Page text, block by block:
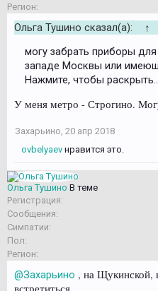
Регион:
Ольга Тушино сказал(а):
↑
могу забрать приборы
западе Москвы или
Нажмите, чтобы
У меня метро - Строгино.
Захарьино 20 апр 2018
ovbelyaev нравится это.
Ольга Тушино В теме
Регистрация:
Сообщения:
Симпатии:
Пол:
Регион:
@Захарьино , на Щукинской,